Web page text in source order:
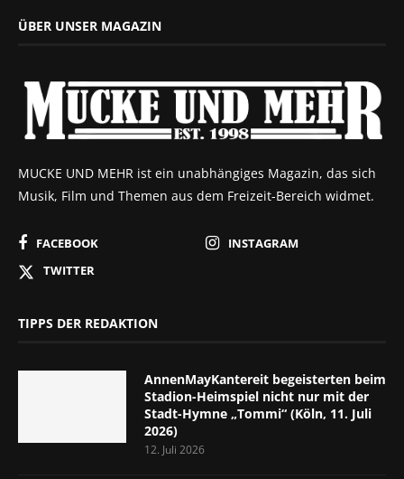
ÜBER UNSER MAGAZIN
MUCKE UND MEHR ist ein unabhängiges Magazin, das sich
Musik, Film und Themen aus dem Freizeit-Bereich widmet.
FACEBOOK
INSTAGRAM
TWITTER
TIPPS DER REDAKTION
AnnenMayKantereit begeisterten beim
Stadion-Heimspiel nicht nur mit der
Stadt-Hymne „Tommi“ (Köln, 11. Juli
2026)
12. Juli 2026